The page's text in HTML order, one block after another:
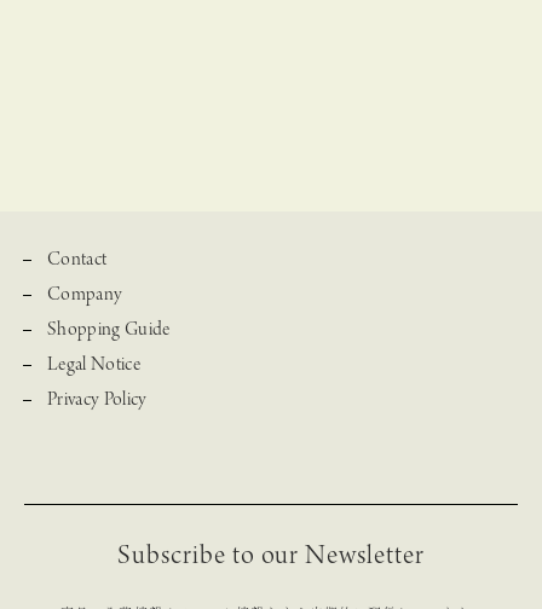
Subscribe to our Newsletter
Contact
Company
Shopping Guide
Legal Notice
Privacy Policy